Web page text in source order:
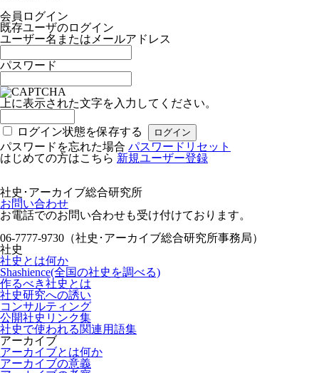
会員ログイン
既存ユーザのログイン
ユーザー名またはメールアドレス
パスワード
上に表示された文字を入力してください。
ログイン状態を保存する
パスワードを忘れた場合 パスワードリセット
はじめての方はこちら 新規ユーザー登録
社史･アーカイブ総合研究所
お問い合わせ
お電話でのお問い合わせも受け付けております。
06-7777-9730（社史･アーカイブ総合研究所事務局）
社史
社史とは何か
Shashience(全国の社史を調べる)
作るべき社史とは
社史研究への誘い
コンサルティング
公開社史リンク集
社史で使われる関連用語集
アーカイブ
アーカイブとは何か
アーカイブの意義